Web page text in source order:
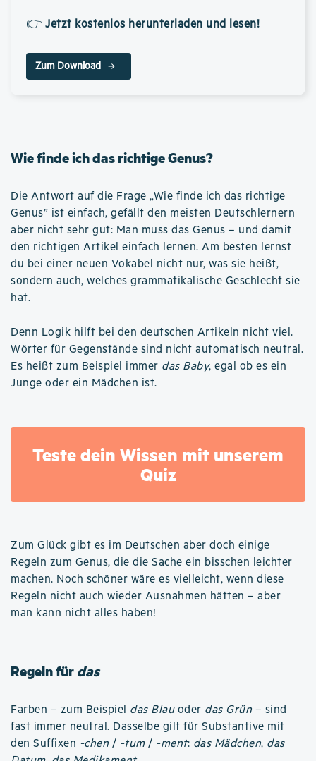
👉 Jetzt kostenlos herunterladen und lesen!
Zum Download
Wie finde ich das richtige Genus?
Die Antwort auf die Frage „Wie finde ich das richtige
Genus” ist einfach, gefällt den meisten Deutschlernern
aber nicht sehr gut: Man muss das Genus – und damit
den richtigen Artikel einfach lernen. Am besten lernst
du bei einer neuen Vokabel nicht nur, was sie heißt,
sondern auch, welches grammatikalische Geschlecht sie
hat.
Denn Logik hilft bei den deutschen Artikeln nicht viel.
Wörter für Gegenstände sind nicht automatisch neutral.
Es heißt zum Beispiel immer das Baby, egal ob es ein
Junge oder ein Mädchen ist.
Teste dein Wissen mit unserem
Quiz
Zum Glück gibt es im Deutschen aber doch einige
Regeln zum Genus, die die Sache ein bisschen leichter
machen. Noch schöner wäre es vielleicht, wenn diese
Regeln nicht auch wieder Ausnahmen hätten – aber
man kann nicht alles haben!
Regeln fürdas
Farben – zum Beispiel das Blauoder das Grün – sind
fast immer neutral. Dasselbe gilt für Substantive mit
den Suffixen -chen / -tum/ -ment: das Mädchen, das